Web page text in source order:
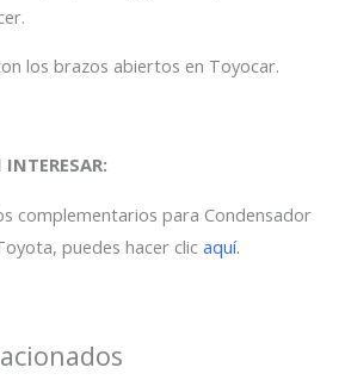
los brazos abiertos en Toyocar.
complementarios para Condensador
puedes hacer clicaquí.